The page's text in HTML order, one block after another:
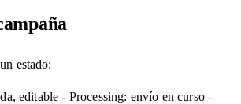
estado:
editable - Processing: envío en curso -